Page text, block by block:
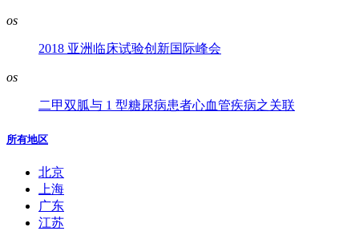
os
2018 亚洲临床试验创新国际峰会
os
二甲双胍与 1 型糖尿病患者心血管疾病之关联
所有地区
北京
上海
广东
江苏